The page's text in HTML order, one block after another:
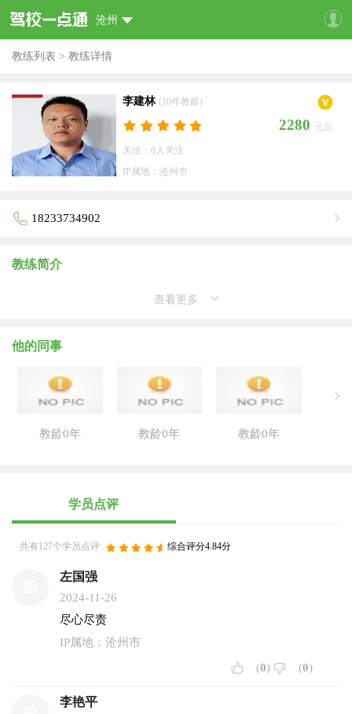
沧州
教练列表 > 教练详情
李建林 (10年教龄)
2280 元起
关注：0人关注
IP属地：沧州市
18233734902
教练简介
查看更多
他的同事
教龄0年 教龄0年 教龄0年
学员点评
共有127个学员点评 综合评分4.84分
左国强
2024-11-26
尽心尽责
IP属地：沧州市
(0) (0)
李艳平